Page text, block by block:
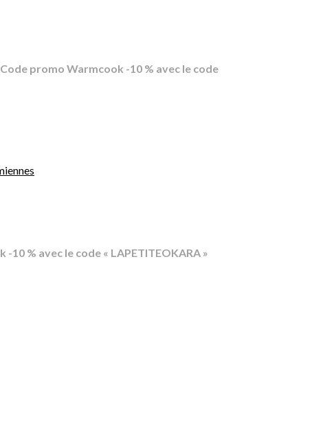
Code promo Warmcook -10 % avec le code
10 % avec le code « LAPETITEOKARA »